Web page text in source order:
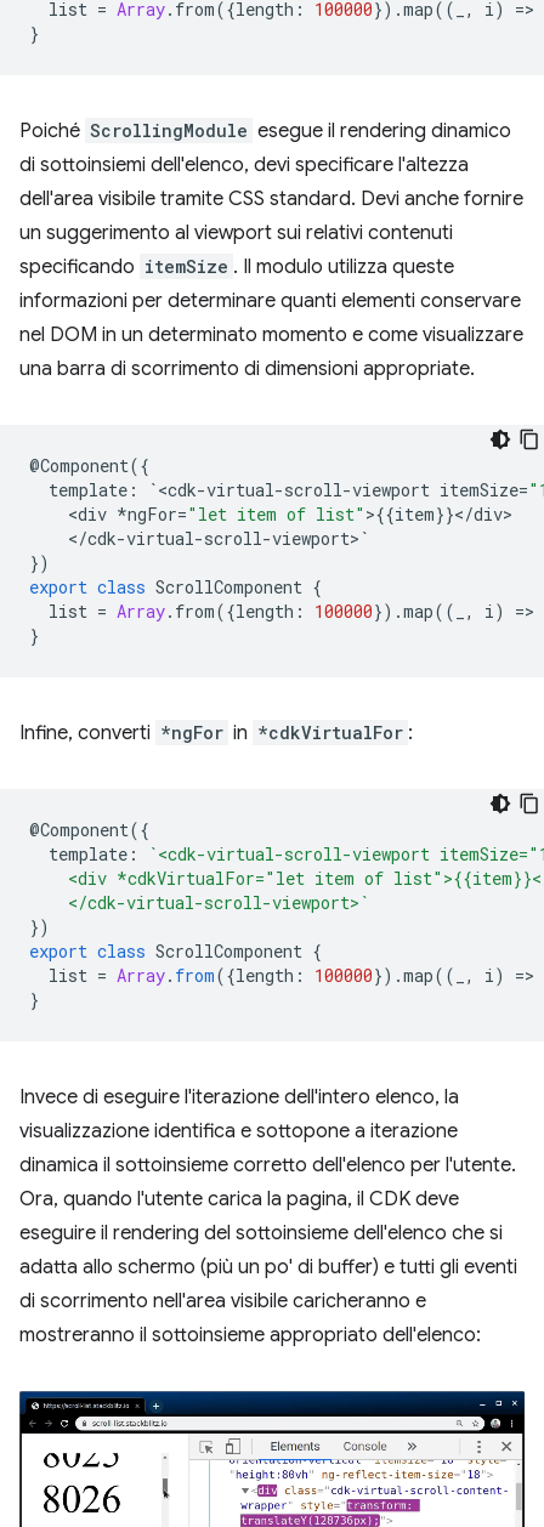
list = Array. from({length : 100000}) .map(( , i) =>
}
Poiché ScrollingModule esegue il rendering dinamico
di sottoinsiemi dell'elenco, devi specificare l'altezza
dell'area visibile tramite CSS standard. Devi anche fornire
un suggerimento al viewport sui relativi contenuti
specificando itemSize . Il modulo utilizza queste
informazioni per determinare quanti elementi conservare
nel DOM in un determinato momento e come visualizzare
una barra di scorrimento di dimensioni appropriate.
@Component({
template : `<cdk-virtual-scroll-viewport itemSize=
<div *ngFor="let item of list" >{{item}}</div
</cdk-virtual-scroll-viewport> `
})
export class ScrollComponent {
list = Array. from({length : 100000}) .map(( , i) =>
}
Infine, converti *ngFor in *cdkVirtualFor :
@Component({
template :
`<cdk-virtual-scroll-viewport
<div *cdkVirtualFor="let item of
    </cdk-virtual-scroll-viewport>`
})
export class ScrollComponent {
list = Array. from({length : 100000}).map(( , i) =>
}
Invece di eseguire l'iterazione dell'intero elenco, la
visualizzazione identifica e sottopone a iterazione
dinamica il sottoinsieme corretto dell'elenco per l'utente.
Ora, quando l'utente carica la pagina, il CDK deve
eseguire il rendering del sottoinsieme dell'elenco che si
adatta allo schermo (più un po' di buffer) e tutti gli eventi
di scorrimento nell'area visibile caricheranno e
mostreranno il sottoinsieme appropriato dell'elenco: